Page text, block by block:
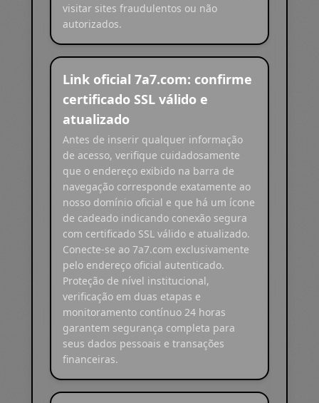
visitar sites fraudulentos ou não
autorizados.
Link oficial 7a7.com: confirme
certificado SSL válido e
atualizado
Antes de inserir qualquer informação
de acesso, verifique cuidadosamente
que o endereço exibido na barra de
navegação corresponde exatamente ao
nosso domínio oficial e que há um ícone
de cadeado indicando conexão segura
com certificado SSL válido e atualizado.
Conecte-se ao 7a7.com exclusivamente
pelo endereço oficial autenticado.
Proteção de nível institucional,
verificação em duas etapas e
monitoramento contínuo 24 horas
garantem segurança completa para
seus dados pessoais e transações
financeiras.